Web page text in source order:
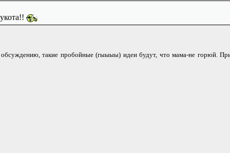
обсуждению, такие пробойные (гыыыы) идеи будут, что мама-не горюй.